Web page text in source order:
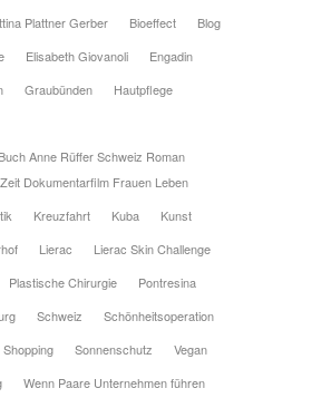
Plattner Gerber Bioeffect
Blog
Elisabeth Giovanoli
Engadin
Graubünden
Hautpflege
Anne Rüffer Schweiz Roman
Dokumentarfilm Frauen Leben
Kreuzfahrt Kuba
Kunst
Lierac
Lierac Skin Challenge
Plastische Chirurgie
Pontresina
Schweiz
Schönheitsoperation
Shopping Sonnenschutz
Vegan
Wenn Paare Unternehmen führen